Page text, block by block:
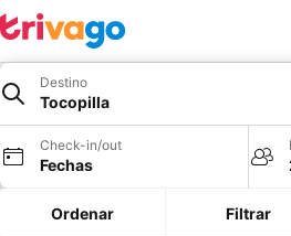
Destino
Tocopilla
Check-in/out
Fechas
Ordenar Filtrar